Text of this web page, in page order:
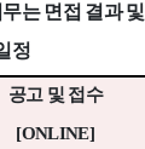
는 면접 결과
정
공고 및 접수
[ONLINE]